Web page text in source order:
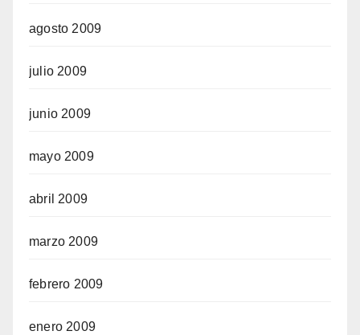
agosto 2009
julio 2009
junio 2009
mayo 2009
abril 2009
marzo 2009
febrero 2009
enero 2009